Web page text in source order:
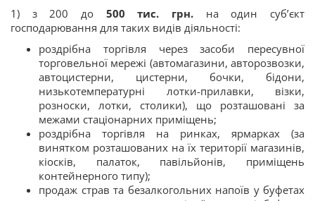
1) з 200 до 500 тис. грн. на один суб’єкт
господарювання для таких видів діяльності:
роздрібна торгівля через засоби пересувної
торговельної мережі (автомагазини, авторозвозки,
автоцистерни, цистерни, бочки, бідони,
низькотемпературні лотки-прилавки, візки,
розноски, лотки, столики), що розташовані за
межами стаціонарних приміщень;
роздрібна торгівля на ринках, ярмарках (за
винятком розташованих на їх території магазинів,
кіосків, палаток, павільйонів, приміщень
контейнерного типу);
продаж страв та безалкогольних напоїв у буфетах